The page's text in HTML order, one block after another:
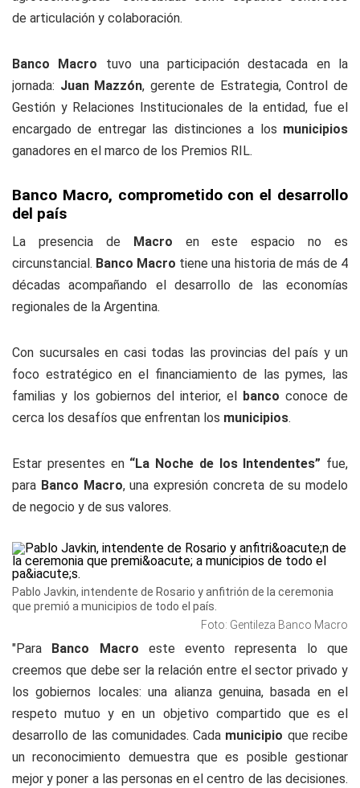
de articulación y colaboración.
Banco Macro tuvo una participación destacada en la
jornada: Juan Mazzón, gerente de Estrategia, Control de
Gestión y Relaciones Institucionales de la entidad, fue el
encargado de entregar las distinciones a los municipios
ganadores en el marco de los Premios RIL.
Banco Macro, comprometido con el desarrollo
del país
La presencia de Macro en este espacio no es
circunstancial. Banco Macro tiene una historia de más de 4
décadas acompañando el desarrollo de las economías
regionales de la Argentina.
Con sucursales en casi todas las provincias del país y un
foco estratégico en el financiamiento de las pymes, las
familias y los gobiernos del interior, el banco conoce de
cerca los desafíos que enfrentan los municipios.
Estar presentes en “La Noche de los Intendentes” fue,
para Banco Macro, una expresión concreta de su modelo
de negocio y de sus valores.
Pablo Javkin, intendente de Rosario y anfitrión de la ceremonia
que premió a municipios de todo el país.
Foto: Gentileza Banco Macro
"Para Banco Macro este evento representa lo que
creemos que debe ser la relación entre el sector privado y
los gobiernos locales: una alianza genuina, basada en el
respeto mutuo y en un objetivo compartido que es el
desarrollo de las comunidades. Cada municipio que recibe
un reconocimiento demuestra que es posible gestionar
mejor y poner a las personas en el centro de las decisiones.